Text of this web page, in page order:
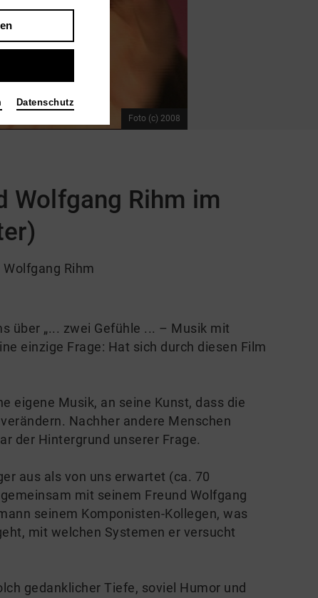
Foto (c) 2008
Wolfgang Rihm im
Rihm
über „... zwei Gefühle ... – Musik mit
einzige Frage: Hat sich durch diesen Film
eigene Musik, an seine Kunst, dass die
Nachher andere Menschen
der Hintergrund unserer Frage.
aus als von uns erwartet (ca. 70
mit seinem Freund Wolfgang
seinem Komponisten-Kollegen, was
mit welchen Systemen er versucht
gedanklicher Tiefe, soviel Humor und
Datenschutz